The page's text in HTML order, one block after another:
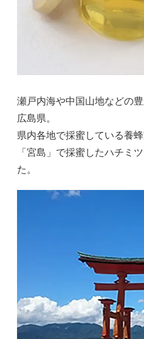
瀬戸内海や中国山地などの
広島県。
県内各地で採蜜している養
「宮島」で採蜜したハチミ
た。